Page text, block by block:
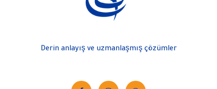
Derin anlayış ve uzmanlaşmış çözümler